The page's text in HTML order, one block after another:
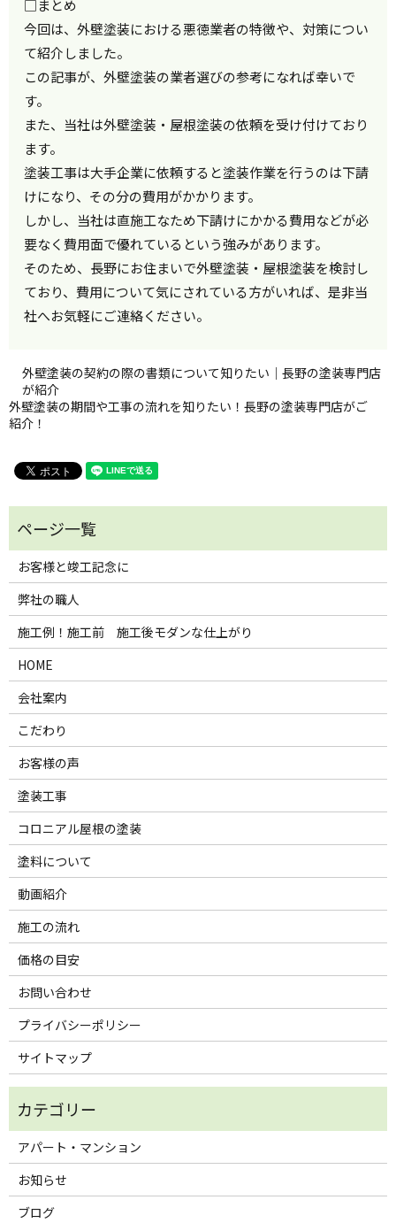
□まとめ
今回は、外壁塗装における悪徳業者の特徴や、対策につい
て紹介しました。
この記事が、外壁塗装の業者選びの参考になれば幸いで
す。
また、当社は外壁塗装・屋根塗装の依頼を受け付けており
ます。
塗装工事は大手企業に依頼すると塗装作業を行うのは下請
けになり、その分の費用がかかります。
しかし、当社は直施工なため下請けにかかる費用などが必
要なく費用面で優れているという強みがあります。
そのため、長野にお住まいで外壁塗装・屋根塗装を検討し
ており、費用について気にされている方がいれば、是非当
社へお気軽にご連絡ください。
外壁塗装の契約の際の書類について知りたい｜長野の塗装専門店
が紹介
外壁塗装の期間や工事の流れを知りたい！長野の塗装専門店がご
紹介！
お客様と竣工記念に
弊社の職人
施工例！施工前 施工後モダンな仕上がり
HOME
会社案内
こだわり
お客様の声
塗装工事
コロニアル屋根の塗装
塗料について
動画紹介
施工の流れ
価格の目安
お問い合わせ
プライバシーポリシー
サイトマップ
アパート・マンション
お知らせ
ブログ